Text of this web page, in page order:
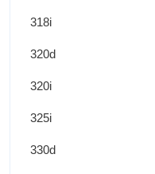
318i
320d
320i
325i
330d